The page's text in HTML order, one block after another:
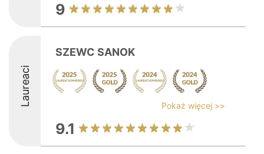
9
Laureaci
SZEWC SANOK
Pokaż więcej >>
9.1